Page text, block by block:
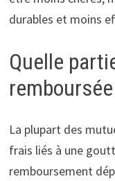
durables et moins
Quelle
La plupart des
frais liés à une
remboursement